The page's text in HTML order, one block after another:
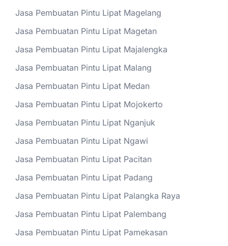
Jasa Pembuatan Pintu Lipat Magelang
Jasa Pembuatan Pintu Lipat Magetan
Jasa Pembuatan Pintu Lipat Majalengka
Jasa Pembuatan Pintu Lipat Malang
Jasa Pembuatan Pintu Lipat Medan
Jasa Pembuatan Pintu Lipat Mojokerto
Jasa Pembuatan Pintu Lipat Nganjuk
Jasa Pembuatan Pintu Lipat Ngawi
Jasa Pembuatan Pintu Lipat Pacitan
Jasa Pembuatan Pintu Lipat Padang
Jasa Pembuatan Pintu Lipat Palangka Raya
Jasa Pembuatan Pintu Lipat Palembang
Jasa Pembuatan Pintu Lipat Pamekasan